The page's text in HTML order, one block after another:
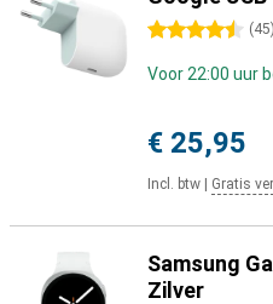
4.5 sterren (45)
Voor 22:00 uur
€ 25,95
Incl. btw Gratis
Samsung
Zilver